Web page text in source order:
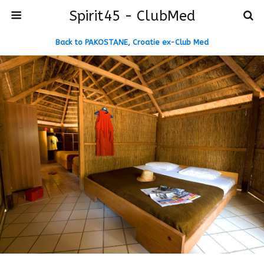
Spirit45 - ClubMed
Back to PAKOSTANE, Croatie ex-Club Med